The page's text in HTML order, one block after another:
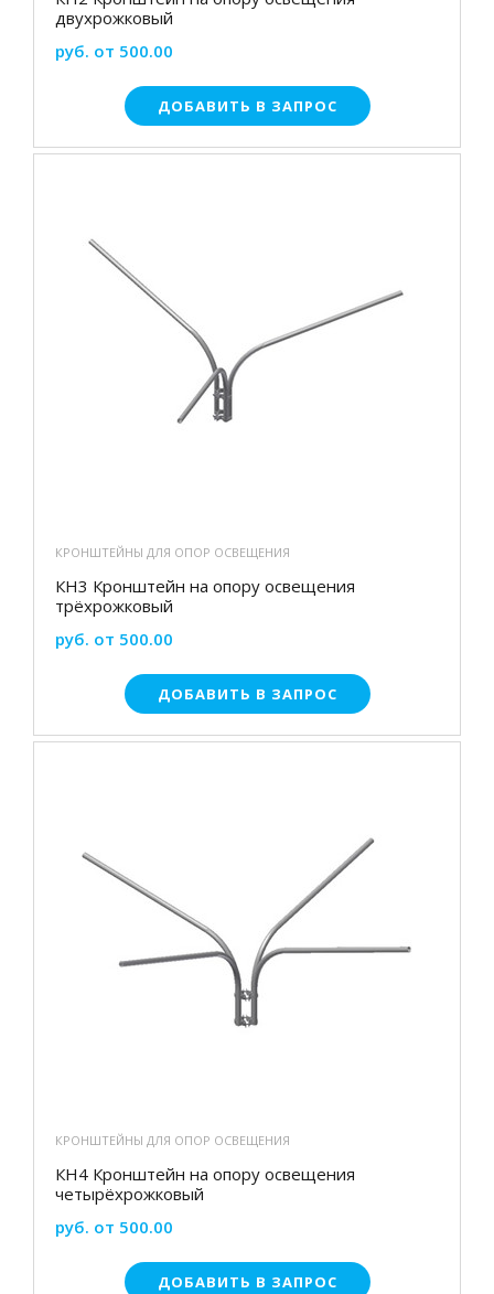
двухрожковый
руб. от 500.00
ДОБАВИТЬ В ЗАПРОС
КРОНШТЕЙНЫ ДЛЯ ОПОР ОСВЕЩЕНИЯ
КН3 Кронштейн на опору освещения
трёхрожковый
руб. от 500.00
ДОБАВИТЬ В ЗАПРОС
КРОНШТЕЙНЫ ДЛЯ ОПОР ОСВЕЩЕНИЯ
КН4 Кронштейн на опору освещения
четырёхрожковый
руб. от 500.00
ДОБАВИТЬ В ЗАПРОС